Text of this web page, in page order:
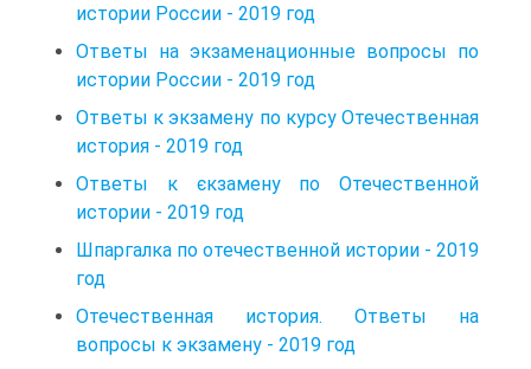
истории России - 2019 год
Ответы на экзаменационные вопросы по
истории России - 2019 год
Ответы к экзамену по курсу Отечественная
история - 2019 год
Ответы к єкзамену по Отечественной
истории - 2019 год
Шпаргалка по отечественной истории - 2019
год
Отечественная история. Ответы на
вопросы к экзамену - 2019 год